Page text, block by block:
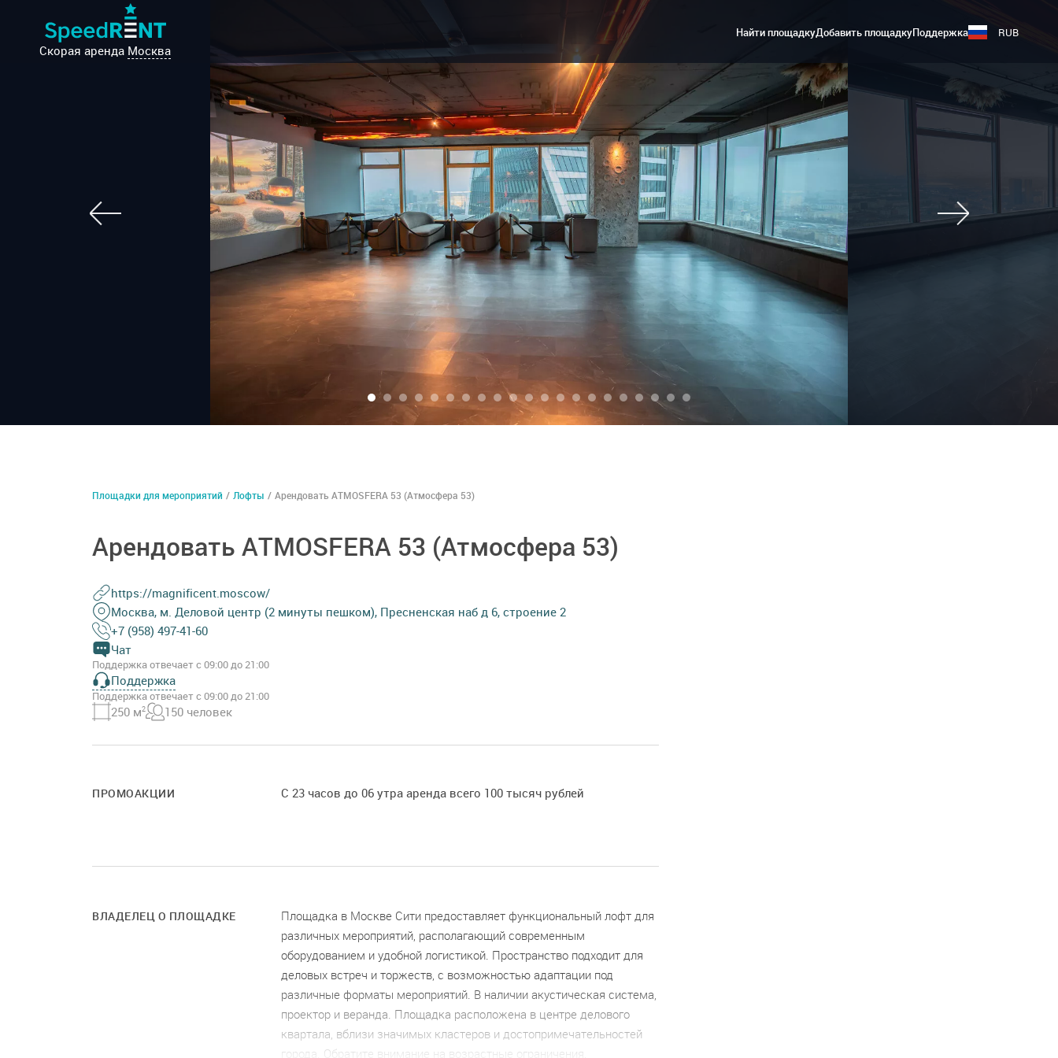
Скорая аренда Москва
Найти площадкуДобавить площадкуПоддержка RUB
Площадки для мероприятий / Лофты / Арендовать ATMOSFERA 53 (Атмосфера 53)
Арендовать ATMOSFERA 53 (Атмосфера 53)
https://magnificent.moscow/
Москва, м. Деловой центр (2 минуты пешком), Пресненская наб д 6, строение 2
+7 (958) 497-41-60
Чат
Поддержка отвечает с 09:00 до 21:00
Поддержка
Поддержка отвечает с 09:00 до 21:00
250 м2 150 человек
ПРОМОАКЦИИ С 23 часов до 06 утра аренда всего 100 тысяч рублей
ВЛАДЕЛЕЦ О ПЛОЩАДКЕ
Площадка в Москве Сити предоставляет функциональный лофт для
различных мероприятий, располагающий современным
оборудованием и удобной логистикой. Пространство подходит для
деловых встреч и торжеств, с возможностью адаптации под
различные форматы мероприятий. В наличии акустическая система,
проектор и веранда. Площадка расположена в центре делового
квартала, вблизи значимых кластеров и достопримечательностей
города. Обратите внимание на возрастные ограничения,